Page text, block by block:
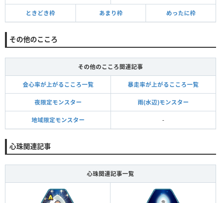
ときどき枠 あまり枠 めったに枠
その他のこころ
その他のこころ関連記事
会心率が上がるこころ一覧 暴走率が上がるこころ一覧
夜限定モンスター 雨(水辺)モンスター
地域限定モンスター -
心珠関連記事
心珠関連記事一覧